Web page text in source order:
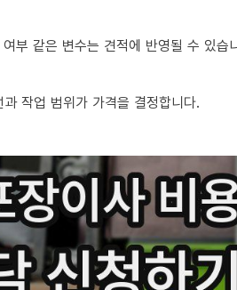
부 같은 변수는 견적에 반영될 수 있습
작업 범위가 가격을 결정합니다.